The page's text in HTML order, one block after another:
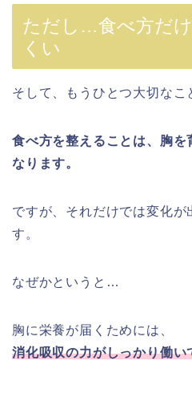
ただし…食べ方だ
くい
そして、もうひとつ大切なこ
食べ方を整えることは、胸を
なります。
ですが、それだけでは変化
す。
なぜかというと…
胸に栄養が届くためには、
消化吸収の力がしっかり働い